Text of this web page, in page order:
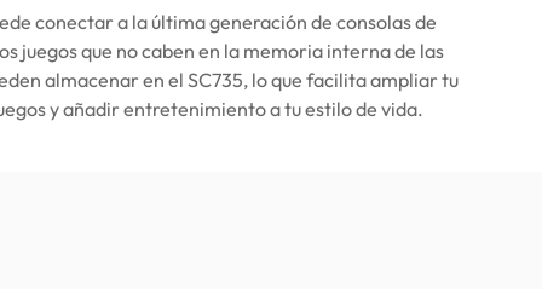
conectar a la última generación de consolas de
juegos que no caben en la memoria interna de las
almacenar en el SC735, lo que facilita ampliar tu
y añadir entretenimiento a tu estilo de vida.